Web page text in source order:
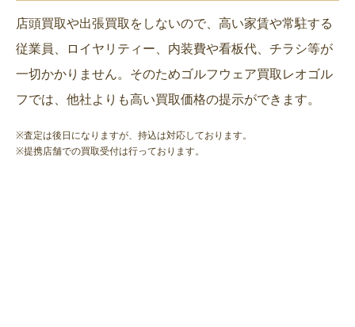
店頭買取や出張買取をしないので、高い家賃や常駐する
従業員、ロイヤリティー、内装費や看板代、チラシ等が
一切かかりません。そのためゴルフウェア買取レオゴル
フでは、他社よりも高い買取価格の提示ができます。
※査定は後日になりますが、持込は対応しております。
※提携店舗での買取受付は行っております。